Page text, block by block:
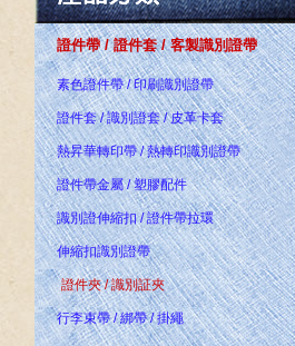
證件帶 / 證件套 / 客製識別證帶
素色證件帶 / 印刷識別證帶
證件套 / 識別證套 / 皮革卡套
熱昇華轉印帶 / 熱轉印識別證帶
證件帶金屬 / 塑膠配件
識別證伸縮扣 / 證件帶拉環
伸縮扣識別證帶
證件夾 / 識別証夾
行李束帶 / 綁帶 / 掛繩